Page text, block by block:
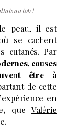
au top !
peau, il est
se cachent
cutanés. Par
causes
être à
de cette
en
que Valérie